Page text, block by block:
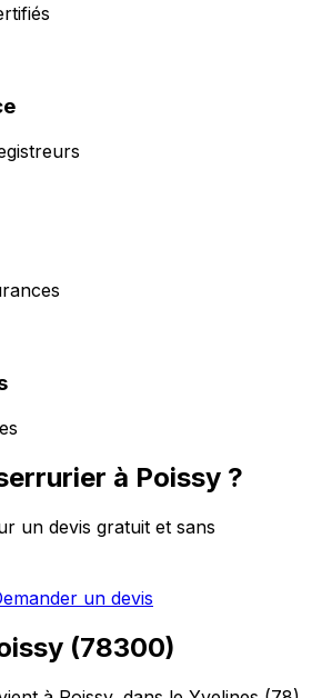
à Poissy ?
un devis gratuit et sans
un devis
(78300)